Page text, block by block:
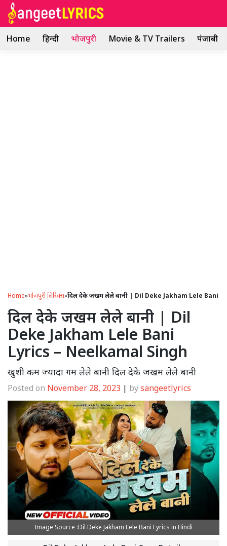
Skip
Home हिन्दी भोजपुरी Movie & TV Trailers पंजाबी
Home»भोजपुरी लिरिक्स»दिल देके जखम लेले बानी | Dil Deke Jakham Lele Bani
दिल देके जखम लेले बानी | Dil
Deke Jakham Lele Bani
Lyrics – Neelkamal Singh
खुशी कम ज्यादा गम लेले बानी दिल देके जखम लेले बानी
Posted on November 28, 2023 | bysangeetlyrics
Image Source :Dil Deke Jakham Lele Bani Lyrics in Hindi